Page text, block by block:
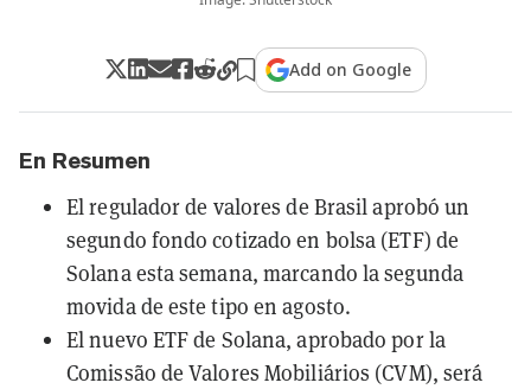
Add on Google
En Resumen
El regulador de valores de Brasil aprobó un
segundo fondo cotizado en bolsa (ETF) de
Solana esta semana, marcando la segunda
movida de este tipo en agosto.
El nuevo ETF de Solana, aprobado por la
Comissão de Valores Mobiliários (CVM), será